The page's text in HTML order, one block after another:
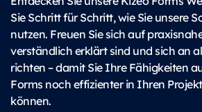
Sie Schritt für Schritt, wie Sie unsere
nutzen. Freuen Sie sich auf
verständlich erklärt sind und sich an
richten – damit Sie Ihre Fähigkeiten
Forms noch effizienter in Ihren
können.